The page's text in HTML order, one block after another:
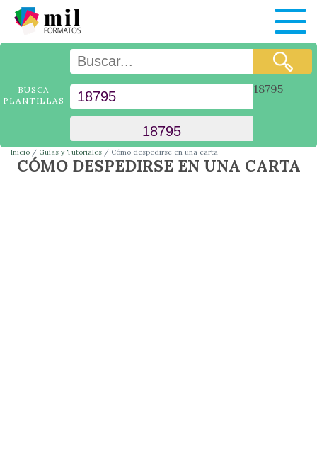
BUSCA
PLANTILLAS
18795
Inicio Guías y Tutoriales Cómo despedirse en una carta
CÓMO DESPEDIRSE EN UNA CARTA